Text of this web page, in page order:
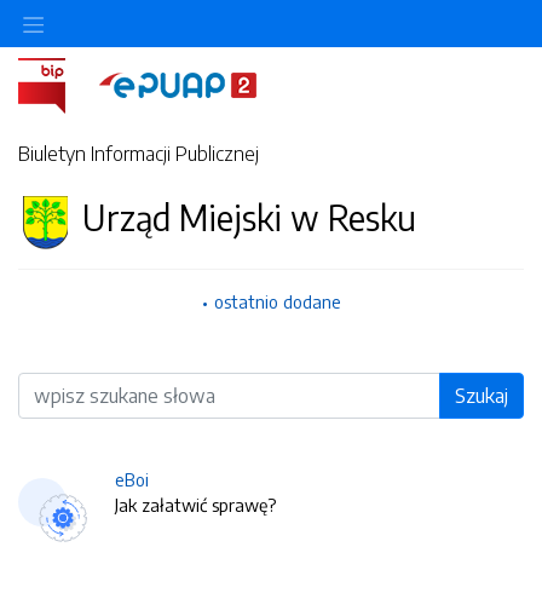
Biuletyn Informacji Publicznej
Urząd Miejski w Resku
ostatnio dodane
Wyszukiwarka Szukaj
eBoi
Jak załatwić sprawę?